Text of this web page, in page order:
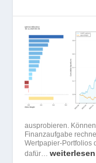
ausprobieren.
Finanzaufgabe
Wertpapier-Portfolios
dafür…weiterlesen